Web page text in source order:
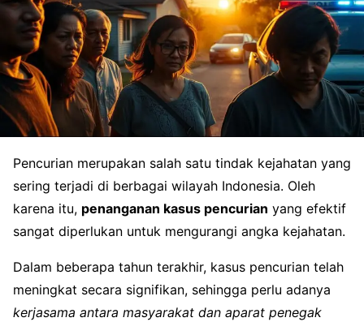
Pencurian merupakan salah satu tindak kejahatan yang
sering terjadi di berbagai wilayah Indonesia. Oleh
karena itu, penanganan kasus pencurian yang efektif
sangat diperlukan untuk mengurangi angka kejahatan.
Dalam beberapa tahun terakhir, kasus pencurian telah
meningkat secara signifikan, sehingga perlu adanya
kerjasama antara masyarakat dan aparat penegak